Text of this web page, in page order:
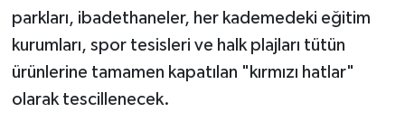
parkları, ibadethaneler, her kademedeki eğitim
kurumları, spor tesisleri ve halk plajları tütün
ürünlerine tamamen kapatılan "kırmızı hatlar"
olarak tescillenecek.